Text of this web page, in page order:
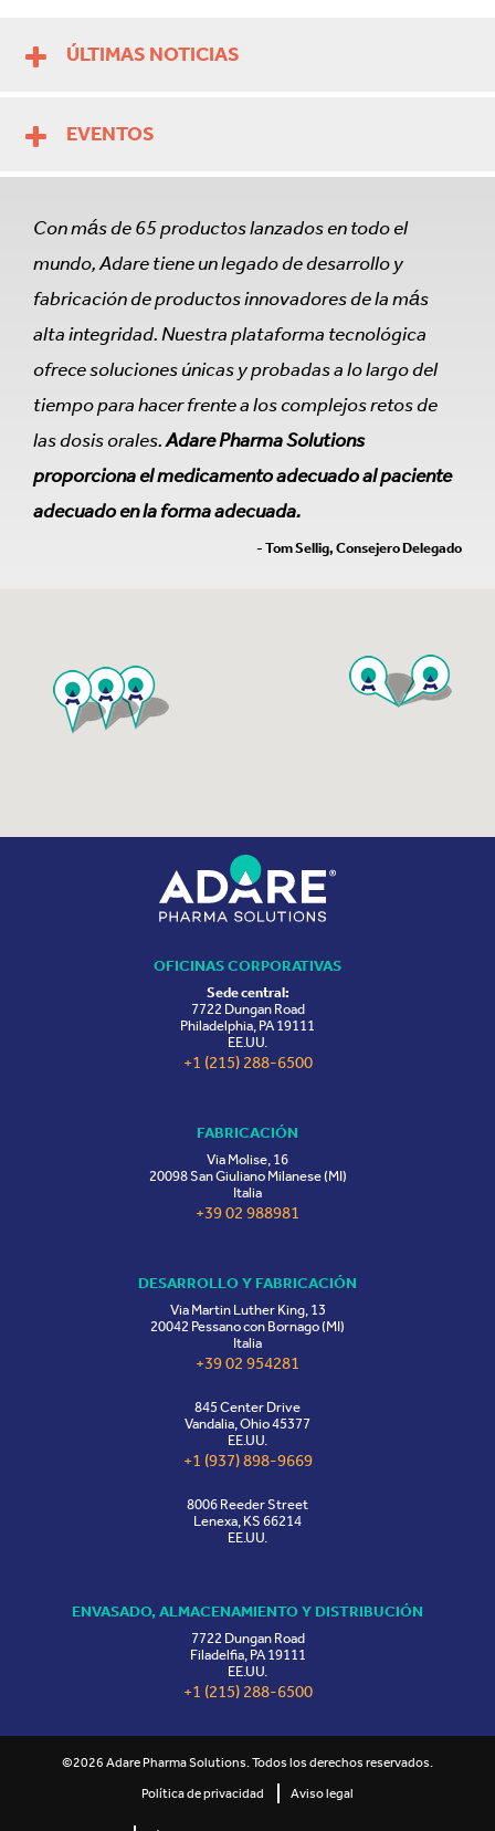
ÚLTIMAS NOTICIAS
EVENTOS
Con más de 65 productos lanzados en todo el
mundo, Adare tiene un legado de desarrollo y
fabricación de productos innovadores de la más
alta integridad. Nuestra plataforma tecnológica
ofrece soluciones únicas y probadas a lo largo del
tiempo para hacer frente a los complejos retos de
las dosis orales.Adare Pharma Solutions
proporciona el medicamento adecuado al paciente
adecuado en la forma adecuada.
- Tom Sellig, Consejero Delegado
OFICINAS CORPORATIVAS
Sede central:
7722 Dungan Road
Philadelphia, PA 19111
EE.UU.
+1 (215) 288-6500
FABRICACIÓN
Via Molise, 16
20098 San Giuliano Milanese (MI)
Italia
+39 02 988981
DESARROLLO Y FABRICACIÓN
Via Martin Luther King, 13
20042 Pessano con Bornago (MI)
Italia
+39 02 954281
845 Center Drive
Vandalia, Ohio 45377
EE.UU.
+1 (937) 898-9669
8006 Reeder Street
Lenexa, KS 66214
EE.UU.
ENVASADO, ALMACENAMIENTO Y DISTRIBUCIÓN
7722 Dungan Road
Filadelfia, PA 19111
EE.UU.
+1 (215) 288-6500
©2026 Adare Pharma Solutions. Todos los derechos reservados.
Política de privacidad
Aviso legal